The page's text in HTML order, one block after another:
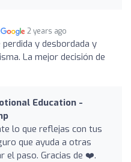
2 years ago
y desbordada y
La mejor decisión de
Education -
lo que reflejas con tus
que ayuda a otras
el paso. Gracias de ❤️.